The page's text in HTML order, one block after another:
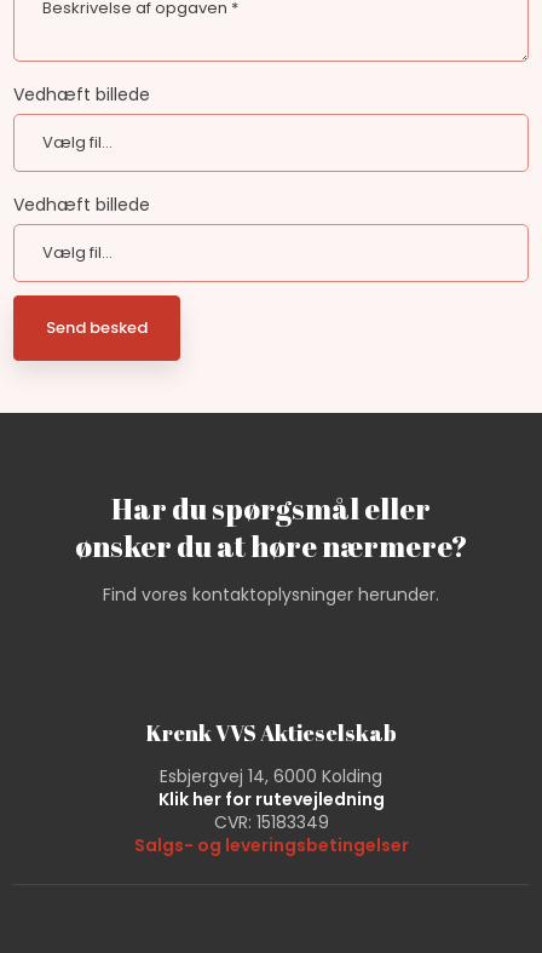
Vedhæft billede
Vedhæft billede
Har du spørgsmål eller
​ønsker du at høre nærmere?
Find vores kontaktoplysninger herunder.
Krenk VVS Aktieselskab
Esbjergvej 14, 6000 Kolding
Klik her for rutevejledning
CVR: 15183349
Salgs- og leveringsbetingelser​